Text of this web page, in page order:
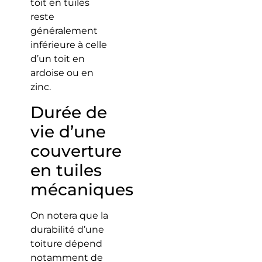
toit en tuiles
reste
généralement
inférieure à celle
d’un toit en
ardoise ou en
zinc.
Durée de
vie d’une
couverture
en tuiles
mécaniques
On notera que la
durabilité d’une
toiture dépend
notamment de